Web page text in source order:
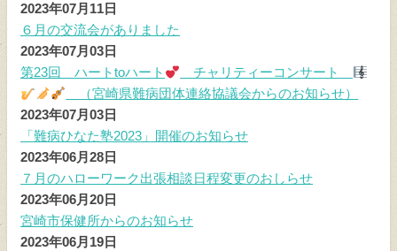
難病等情報
センターアクセス
個人情報保護方針
サイトマップ
2023年07月11日
６月の交流会がありました
2023年07月03日
第23回 ハートtoハート
チャリティーコンサート
（宮崎県難病団体連絡協議会からのお知らせ）
2023年07月03日
「難病ひなた塾2023」開催のお知らせ
2023年06月28日
７月のハローワーク出張相談日程変更のおしらせ
2023年06月20日
宮崎市保健所からのお知らせ
2023年06月19日